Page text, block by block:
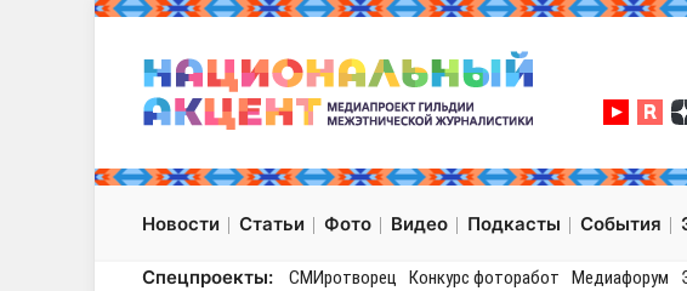
Новости Статьи Фото Видео Подкасты События
Спецпроекты: СМИротворец Конкурс фоторабот Медиафорум